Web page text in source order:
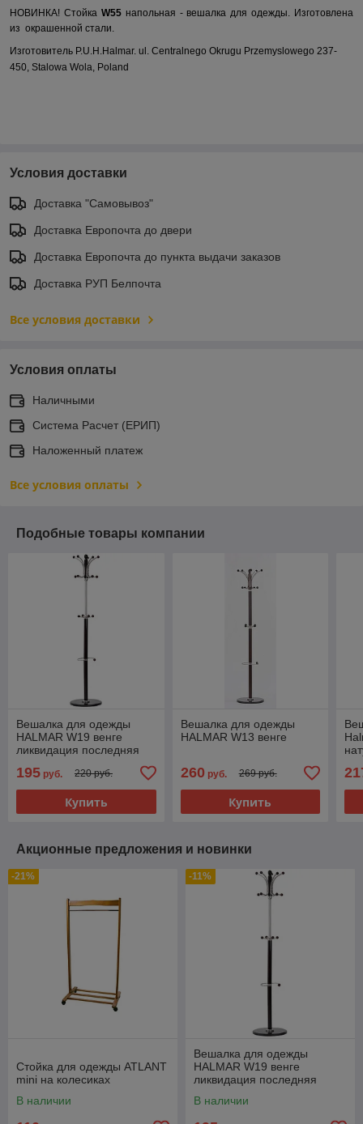
НОВИНКА! Стойка W55 напольная - вешалка для одежды. Изготовлена
из окрашенной стали.
Изготовитель P.U.H. Halmar. ul Centralnego Okrugu Przemyslowego 237-
450, Stalowa Wola Poland
Условия доставки
Доставка "Самовывоз"
Доставка Европочта до двери
Доставка Европочта до пункта выдачи заказов
Доставка РУП Белпочта
Все условия доставки
Условия оплаты
Наличными
Система Расчет (ЕРИП)
Наложенный платеж
Все условия оплаты
Подобные товары компании
Вешалка для одежды
HALMAR W19 венге
ликвидация последняя
195 руб. 220 руб.
Купить
Вешалка для одежды
HALMAR W13 венге
260 руб. 269 руб.
Купить
Акционные предложения и новинки
-21%
Стойка для одежды ATLANT
mini на колесиках
В наличии
-11%
Вешалка для одежды
HALMAR W19 венге
ликвидация последняя
В наличии